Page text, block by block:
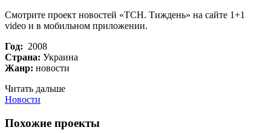
Смотрите проект новостей «ТСН. Тиждень» на сайте 1+1
video и в мобильном приложении.
Год: 2008
Страна: Украина
Жанр: новости
Читать дальше
Новости
Похожие проекты